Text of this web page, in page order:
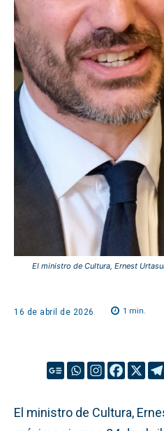
El ministro de Cultura, Ernest
16 de abril de 2026 1 min.
El ministro de Cultura,